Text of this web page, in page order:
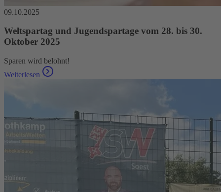
09.10.2025
Weltspartag und Jugendspartage vom 28. bis 30.
Oktober 2025
Sparen wird belohnt!
Weiterlesen